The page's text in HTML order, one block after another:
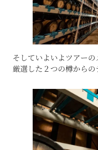
そしていよいよツアーの
厳選した２つの樽からの